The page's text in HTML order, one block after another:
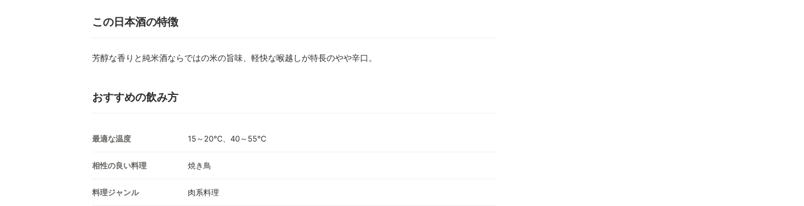
この日本酒の特徴
芳醇な香りと純米酒ならではの米の旨味、軽快な喉越しが特長のやや辛口。
おすすめの飲み方
最適な温度 15～20℃、40～55℃
相性の良い料理 焼き鳥
料理ジャンル 肉系料理